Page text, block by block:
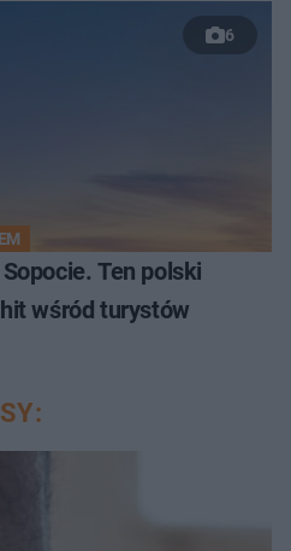
6
Ten polski
wśród turystów